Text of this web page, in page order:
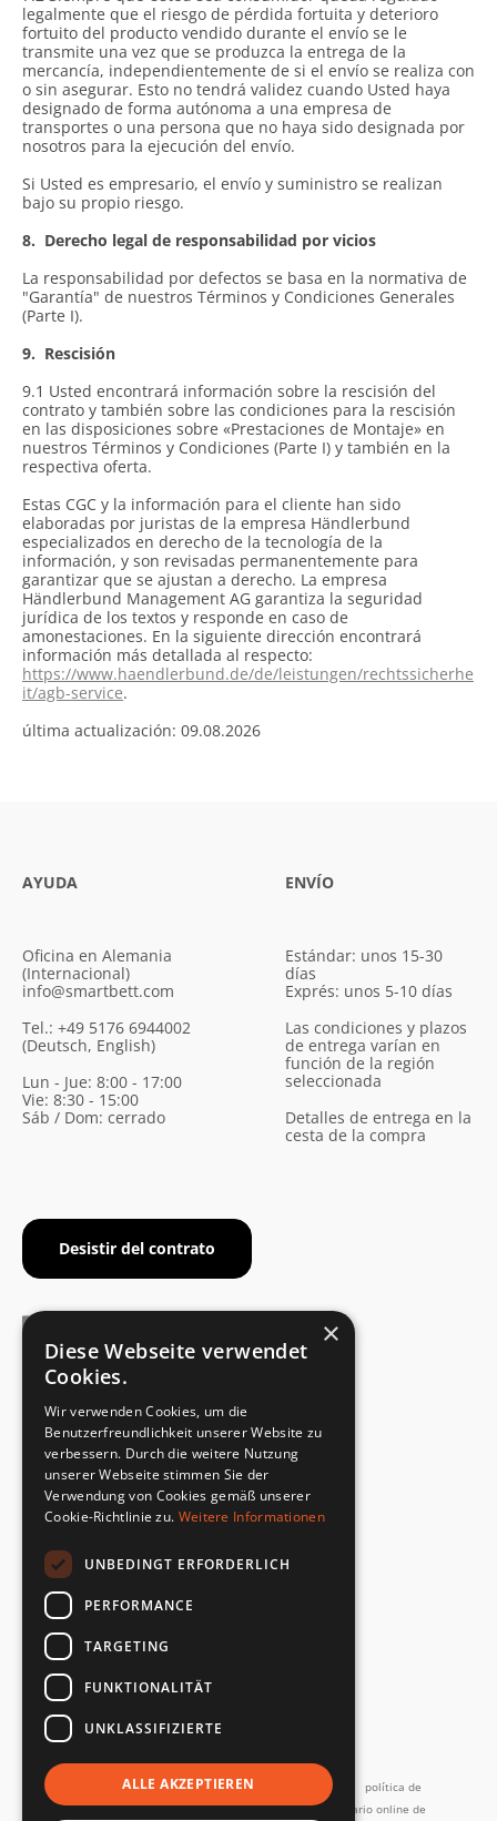
legalmente que el riesgo de pérdida fortuita y deterioro
fortuito del producto vendido durante el envío se le
transmite una vez que se produzca la entrega de la
mercancía, independientemente de si el envío se realiza con
o sin asegurar. Esto no tendrá validez cuando Usted haya
designado de forma autónoma a una empresa de
transportes o una persona que no haya sido designada por
nosotros para la ejecución del envío.
Si Usted es empresario, el envío y suministro se realizan
bajo su propio riesgo.
8. Derecho legal de responsabilidad por vicios
La responsabilidad por defectos se basa en la normativa de
"Garantía" de nuestros Términos y Condiciones Generales
(Parte I).
9. Rescisión
9.1 Usted encontrará información sobre la rescisión del
contrato y también sobre las condiciones para la rescisión
en las disposiciones sobre «Prestaciones de Montaje» en
nuestros Términos y Condiciones (Parte I) y también en la
respectiva oferta.
Estas CGC y la información para el cliente han sido
elaboradas por juristas de la empresa Händlerbund
especializados en derecho de la tecnología de la
información, y son revisadas permanentemente para
garantizar que se ajustan a derecho. La empresa
Händlerbund Management AG garantiza la seguridad
jurídica de los textos y responde en caso de
amonestaciones. En la siguiente dirección encontrará
información más detallada al respecto:
https://www.haendlerbund.de/de/leistungen/rechtssicherhe
it/agb-service.
última actualización: 09.08.2026
AYUDA
Oficina en Alemania
(Internacional)
info@smartbett.com
Tel.: +49 5176 6944002
(Deutsch, English)
Lun - Jue: 8:00 - 17:00
Vie: 8:30 - 15:00
Sáb / Dom: cerrado
Desistir del contrato
ENVÍO
Estándar: unos 15-30
días
Exprés: unos 5-10 días
Las condiciones y plazos
de entrega varían en
función de la región
seleccionada
Detalles de entrega en la
cesta de la compra
Cumplimiento de la norma de seguridad
DEVOLUCIONES RÁPIDAS Y SENCILLAS
Servicio de devoluciones
DIRECTAMENTE DEL FABRICANTE
Control de calidad especial
Imprimir Términos y Condiciones Términos de servicio
política de
privacidad
Contacto Política de devoluciones Formulario online de
y más...
×
Diese Webseite verwendet
Cookies.
Wir verwenden Cookies, um die
Benutzerfreundlichkeit unserer Website zu
verbessern. Durch die weitere Nutzung
unserer Webseite stimmen Sie der
Verwendung von Cookies gemäß unserer
Cookie-Richtlinie zu. Weitere Informationen
UNBEDINGT ERFORDERLICH
PERFORMANCE
TARGETING
FUNKTIONALITÄT
UNKLASSIFIZIERTE
ALLE AKZEPTIEREN